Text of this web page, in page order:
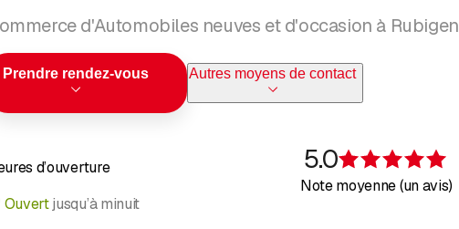
d'Automobiles neuves et d'occasion à Rubigen
Prendre rendez-vous Autres moyens de contact
d’ouverture
Ouvert jusqu’à minuit
5.0
Note moyenne (un avis)